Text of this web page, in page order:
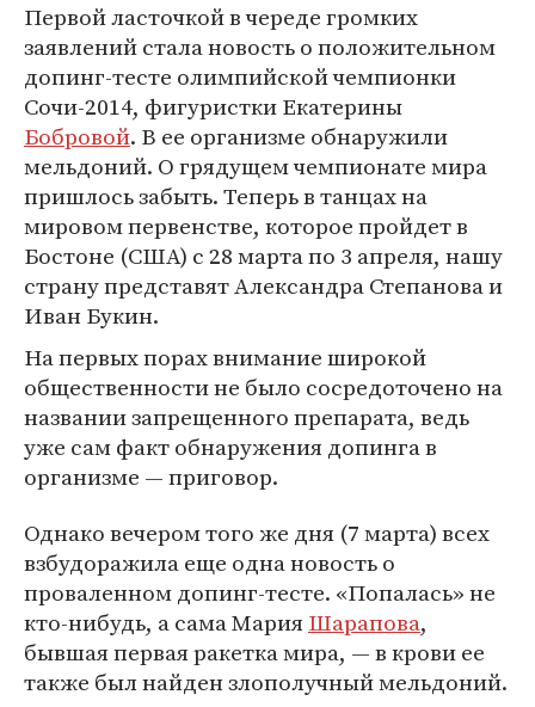
Первой ласточкой в череде громких
заявлений стала новость о положительном
допинг-тесте олимпийской чемпионки
Сочи-2014, фигуристки Екатерины
Бобровой. В ее организме обнаружили
мельдоний. О грядущем чемпионате мира
пришлось забыть. Теперь в танцах на
мировом первенстве, которое пройдет в
Бостоне (США) с 28 марта по 3 апреля, нашу
страну представят Александра Степанова и
Иван Букин.
На первых порах внимание широкой
общественности не было сосредоточено на
названии запрещенного препарата, ведь
уже сам факт обнаружения допинга в
организме — приговор.
Однако вечером того же дня (7 марта) всех
взбудоражила еще одна новость о
проваленном допинг-тесте. «Попалась» не
кто-нибудь, а сама МарияШарапова,
бывшая первая ракетка мира, — в крови ее
также был найден злополучный мельдоний.